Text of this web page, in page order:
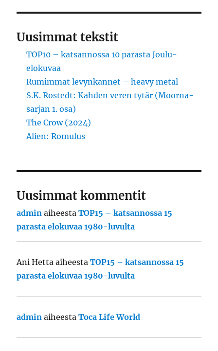
Uusimmat tekstit
TOP10 – katsannossa 10 parasta Joulu-
elokuvaa
Rumimmat levynkannet – heavy metal
S.K. Rostedt: Kahden veren tytär (Moorna-
sarjan 1. osa)
The Crow (2024)
Alien: Romulus
Uusimmat kommentit
admin aiheestaTOP15 – katsannossa 15
parasta elokuvaa 1980-luvulta
Ani Hetta aiheestaTOP15 – katsannossa 15
parasta elokuvaa 1980-luvulta
admin aiheestaToca Life World